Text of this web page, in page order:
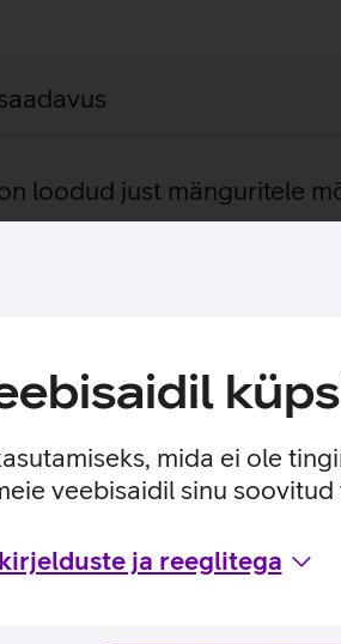
mida ei ole
veebisaidil sinu soovitud
ja reeglitega
loodud just mänguritele
pakub pikki ja nauditavaid
ketas, kindlustamaks jõudlust ning
Sülearvuti töötab
sujuva mängimiskogemuse igal ajal
13650HX protsessoriga ning 32
nad sind märkavad.
kodulehel